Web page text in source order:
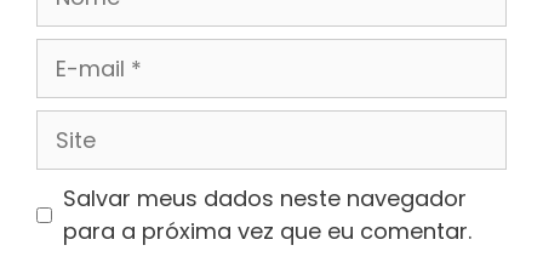
E-
mail
Site
Salvar meus dados neste navegador
para a próxima vez que eu comentar.